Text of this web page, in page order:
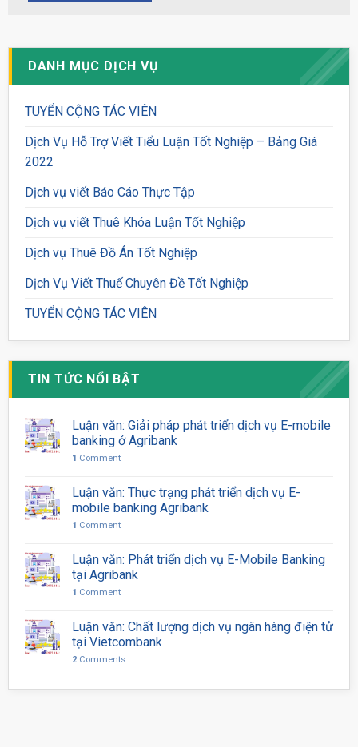
DANH MỤC DỊCH VỤ
TUYỂN CỘNG TÁC VIÊN
Dịch Vụ Hỗ Trợ Viết Tiểu Luận Tốt Nghiệp – Bảng Giá
2022
Dịch vụ viết Báo Cáo Thực Tập
Dịch vụ viết Thuê Khóa Luận Tốt Nghiệp
Dịch vụ Thuê Đồ Án Tốt Nghiệp
Dịch Vụ Viết Thuế Chuyên Đề Tốt Nghiệp
TUYỂN CỘNG TÁC VIÊN
TIN TỨC NỔI BẬT
Luận văn: Giải pháp phát triển dịch vụ E-mobile
banking ở Agribank
1 Comment
Luận văn: Thực trạng phát triển dịch vụ E-
mobile banking Agribank
1 Comment
Luận văn: Phát triển dịch vụ E-Mobile Banking
tại Agribank
1 Comment
Luận văn: Chất lượng dịch vụ ngân hàng điện tử
tại Vietcombank
2Comments